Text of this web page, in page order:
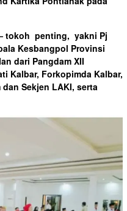
tokoh penting, yakni Pj
Kesbangpol Provinsi
dari Pangdam XII
Kalbar, Forkopimda Kalbar,
dan Sekjen LAKI, serta